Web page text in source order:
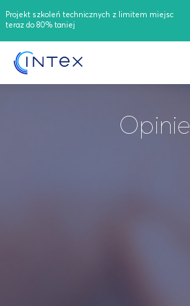
Projekt szkoleń technicznych z limitem miejsc
teraz do 80% taniej
Opinie